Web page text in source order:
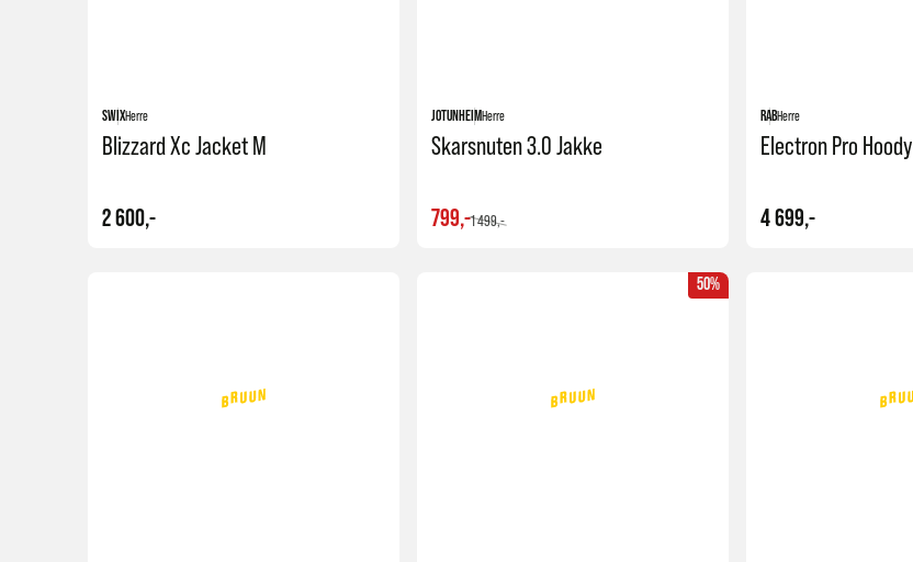
SWIXHerre
Blizzard Xc Jacket M
2 600,-
JOTUNHEIMHerre
Skarsnuten 3.0 Jakke
1 499,-
799,-
RABHerre
Electron Pro Hoody
4 699,-
50%